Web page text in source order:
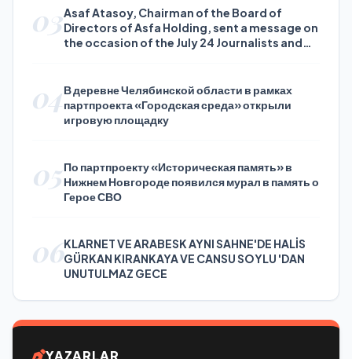
03Asaf Atasoy, Chairman of the Board of
Directors of Asfa Holding, sent a message on
the occasion of the July 24 Journalists and
04В деревне Челябинской области в рамках
партпроекта «Городская среда» открыли
игровую площадку
05По партпроекту «Историческая память» в
Нижнем Новгороде появился мурал в память о
Герое СВО
06KLARNET VE ARABESK AYNI SAHNE'DE HALİS
GÜRKAN KIRANKAYA VE CANSU SOYLU 'DAN
UNUTULMAZ GECE
YAZARLAR